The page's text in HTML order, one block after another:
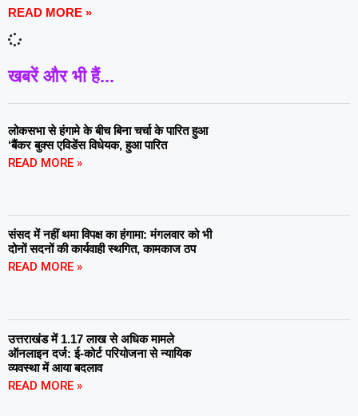
READ MORE »
खबरें और भी हैं...
लोकसभा से हंगामे के बीच बिना चर्चा के पारित हुआ
‘बैंकर बुक्स एविडेंस विधेयक, हुआ पारित
READ MORE »
संसद में नहीं थमा विपक्ष का हंगामा: मंगलवार को भी
दोनों सदनों की कार्यवाही स्थगित, कामकाज ठप
READ MORE »
उत्तराखंड में 1.17 लाख से अधिक मामले
ऑनलाइन दर्ज: ई-कोर्ट परियोजना से न्यायिक
व्यवस्था में आया बदलाव
READ MORE »